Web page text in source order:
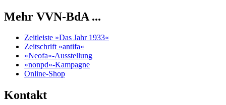
Mehr VVN-BdA ...
Zeitleiste »Das Jahr 1933«
Zeitschrift »antifa«
»Neofa«-Ausstellung
»nonpd«-Kampagne
Online-Shop
Kontakt